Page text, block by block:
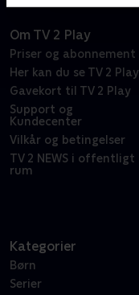
Om TV 2 Play
Priser og abonnement
Her kan du se TV 2 Play
Gavekort til TV 2 Play
Support og
Kundecenter
Vilkår og betingelser
TV 2 NEWS i offentligt
rum
Kategorier
Børn
Serier